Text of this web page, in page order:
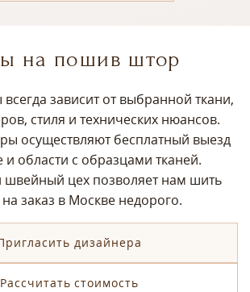
на пошив штор
зависит от выбранной ткани,
стиля и технических нюансов.
осуществляют бесплатный выезд
и области с образцами тканей.
швейный цех позволяет нам шить
заказ в Москве недорого.
дизайнера
Рассчитать стоимость